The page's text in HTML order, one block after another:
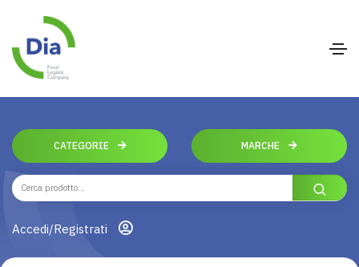
CATEGORIE MARCHE
Accedi/Registrati